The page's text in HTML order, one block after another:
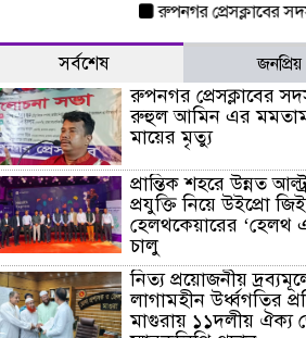
রুপনগর প্রেসক্লাবের
সর্বশেষ জনপ্রিয়
রুপনগর প্রেসক্লাবের
রুহুল আমিন এর
মায়ের মৃত্যু
প্রান্তিক শহরে উন্নত
প্রযুক্তি নিয়ে উইপ্রো জিই
হেলথকেয়ারের ‘হেলথ
চালু
নিত্য প্রয়োজনীয়
লাগামহীন উর্ধ্বগতির
মাগুরায় ১১দলীয় ঐক্য